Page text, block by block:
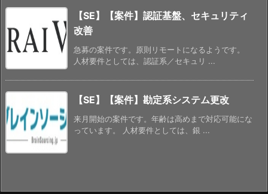
【SE】【案件】認証基盤、セキュリティ
改善
急募の案件です。原則リモートになるようです。
人材要件としては、認証系／セキュリ ...
【SE】【案件】勘定系システム更改
来月開始の案件です。年齢は高めまで対応可能にな
っています。 人材要件としては、銀 ...